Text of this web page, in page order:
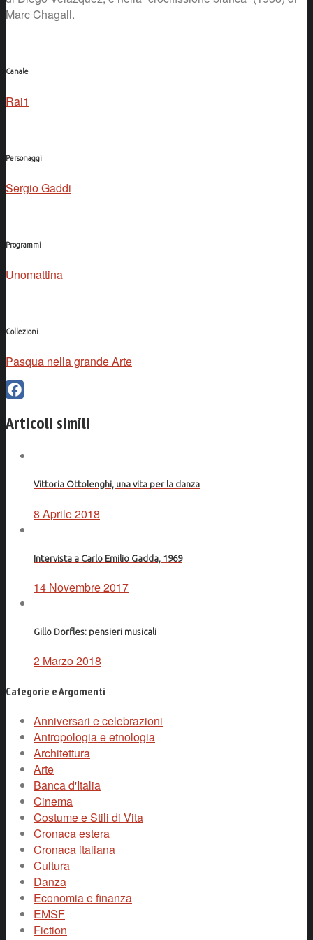
Marc Chagall.
Canale
Rai1
Personaggi
Sergio Gaddi
Programmi
Unomattina
Collezioni
Pasqua nella grande Arte
Articoli simili
Vittoria Ottolenghi, una vita per la danza
8 Aprile 2018
Intervista a Carlo Emilio Gadda, 1969
14 Novembre 2017
Gillo Dorfles: pensieri musicali
2 Marzo 2018
Categorie e Argomenti
Anniversari e celebrazioni
Antropologia e etnologia
Architettura
Arte
Banca d'Italia
Cinema
Costume e Stili di Vita
Cronaca estera
Cronaca italiana
Cultura
Danza
Economia e finanza
EMSF
Fiction